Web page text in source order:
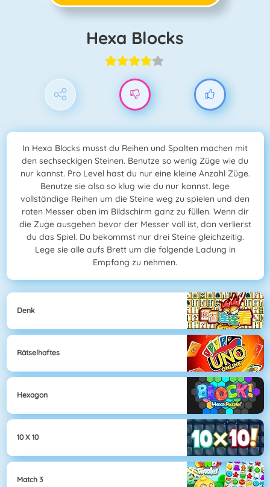
Hexa Blocks
In Hexa Blocks musst du Reihen und Spalten machen mit
den sechseckigen Steinen. Benutze so wenig Züge wie du
nur kannst. Pro Level hast du nur eine kleine Anzahl Züge.
Benutze sie also so klug wie du nur kannst. lege
vollständige Reihen um die Steine weg zu spielen und den
roten Messer oben im Bildschirm ganz zu füllen. Wenn dir
die Zuge ausgehen bevor der Messer voll ist, dan verlierst
du das Spiel. Du bekommst nur drei Steine gleichzeitig.
Lege sie alle aufs Brett um die folgende Ladung in
Empfang zu nehmen.
Denk
Rätselhaftes
Hexagon
10 X 10
Match 3